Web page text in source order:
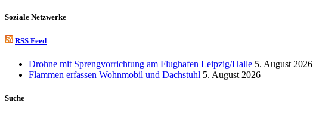
Soziale Netzwerke
RSS Feed
Drohne mit Sprengvorrichtung am Flughafen Leipzig/Halle 5. August 2026
Flammen erfassen Wohnmobil und Dachstuhl 5. August 2026
Suche